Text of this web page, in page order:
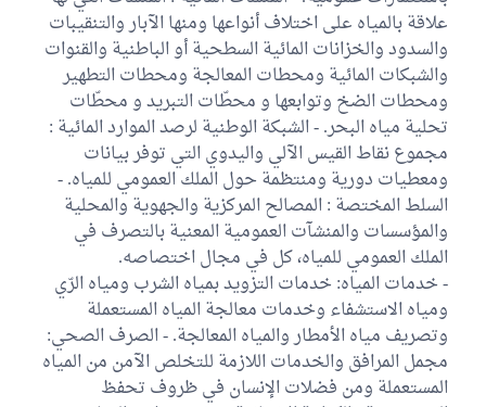
علاقة بالمياه على اختلاف أنواعها ومنها الآبار والتنقيبات
والسدود والخزانات المائية السطحية أو الباطنية والقنوات
والشبكات المائية ومحطات المعالجة ومحطات التطهير
ومحطات الضخ وتوابعها و محطّات التبريد و محطّات
تحلية مياه البحر. - الشبكة الوطنية لرصد الموارد المائية :
مجموع نقاط القيس الآلي واليدوي التي توفر بيانات
ومعطيات دورية ومنتظمة حول الملك العمومي للمياه. -
السلط المختصة : المصالح المركزية والجهوية والمحلية
والمؤسسات والمنشآت العمومية المعنية بالتصرف في
الملك العمومي للمياه، كل في مجال اختصاصه.
- خدمات المیاه: خدمات التزوید بمیاه الشرب ومیاه الرّي
ومياه الاستشفاء وخدمات معالجة المياه المستعملة
وتصريف مياه الأمطار والمياه المعالجة. - الصرف الصحي:
مجمل المرافق والخدمات اللازمة للتخلص الآمن من المياه
المستعملة ومن فضلات الإنسان في ظروف تحفظ